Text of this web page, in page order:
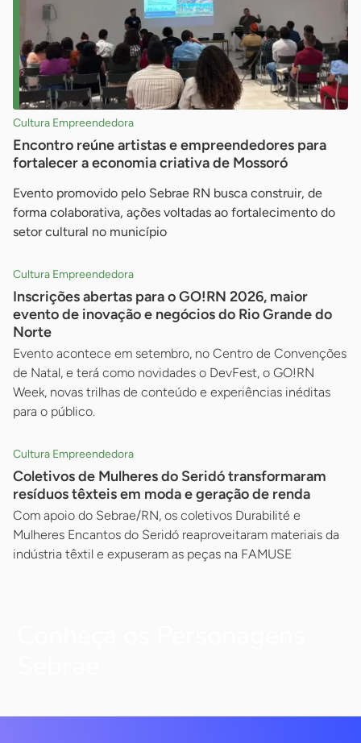
Cultura Empreendedora
Encontro reúne artistas e empreendedores para
fortalecer a economia criativa de Mossoró
Evento promovido pelo Sebrae RN busca construir, de
forma colaborativa, ações voltadas ao fortalecimento do
setor cultural no município
Cultura Empreendedora
Inscrições abertas para o GO!RN 2026, maior
evento de inovação e negócios do Rio Grande do
Norte
Evento acontece em setembro, no Centro de Convenções
de Natal, e terá como novidades o DevFest, o GO!RN
Week, novas trilhas de conteúdo e experiências inéditas
para o público.
Cultura Empreendedora
Coletivos de Mulheres do Seridó transformaram
resíduos têxteis em moda e geração de renda
Com apoio do Sebrae/RN, os coletivos Durabilité e
Mulheres Encantos do Seridó reaproveitaram materiais da
indústria têxtil e expuseram as peças na FAMUSE